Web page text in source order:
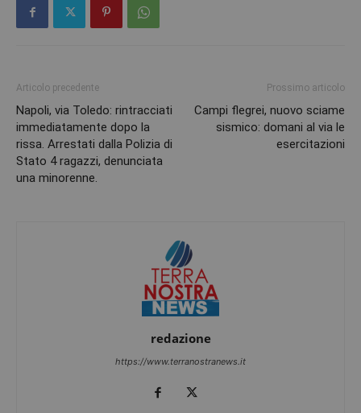
Articolo precedente
Napoli, via Toledo: rintracciati
immediatamente dopo la
rissa. Arrestati dalla Polizia di
Stato 4 ragazzi, denunciata
una minorenne.
Prossimo articolo
Campi flegrei, nuovo sciame
sismico: domani al via le
esercitazioni
redazione
https://www.terranostranews.it